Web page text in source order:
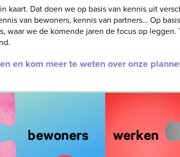
kaart. Dat doen we op basis van kennis uit
van bewoners, kennis van partners… Op
waar we de komende jaren de focus op
en kom meer te weten over onze